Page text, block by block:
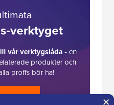
verktyget
vår verktygslåda- en
produkter och
proffs bör ha!
ner nu